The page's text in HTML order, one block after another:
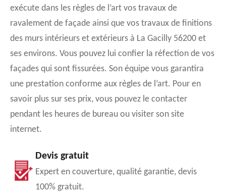
exécute dans les règles de l’art vos travaux de
ravalement de façade ainsi que vos travaux de finitions
des murs intérieurs et extérieurs à La Gacilly 56200 et
ses environs. Vous pouvez lui confier la réfection de vos
façades qui sont fissurées. Son équipe vous garantira
une prestation conforme aux règles de l’art. Pour en
savoir plus sur ses prix, vous pouvez le contacter
pendant les heures de bureau ou visiter son site
internet.
Devis gratuit
Expert en couverture, qualité garantie, devis
100% gratuit.